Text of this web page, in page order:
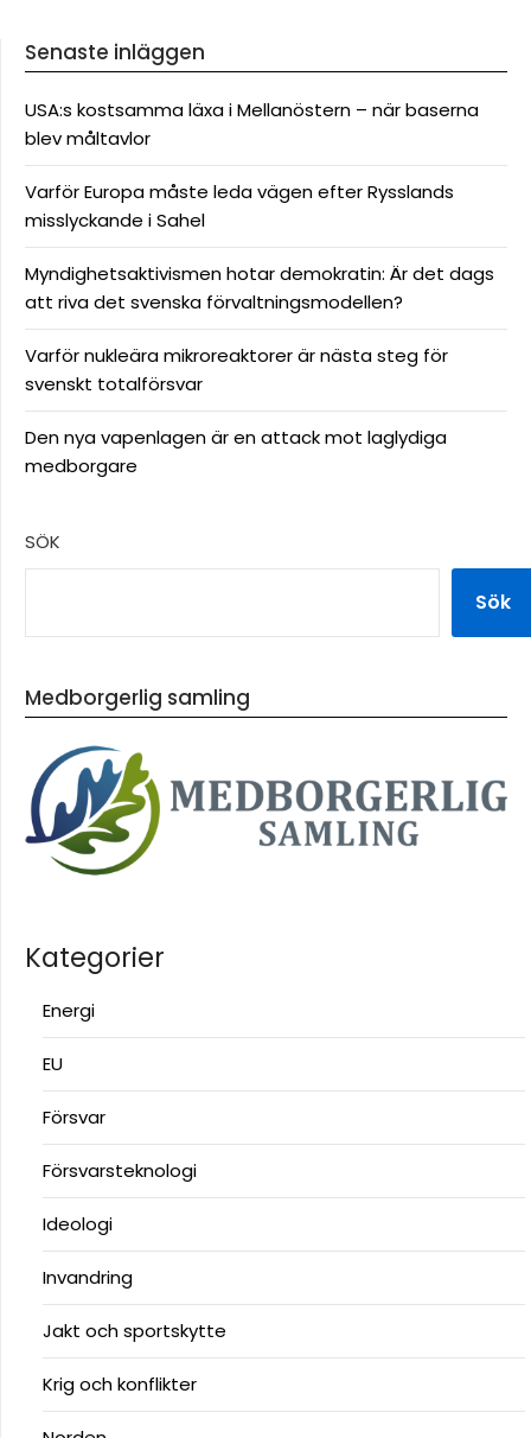
Senaste inläggen
USA:s kostsamma läxa i Mellanöstern – när baserna
blev måltavlor
Varför Europa måste leda vägen efter Rysslands
misslyckande i Sahel
Myndighetsaktivismen hotar demokratin: Är det dags
att riva det svenska förvaltningsmodellen?
Varför nukleära mikroreaktorer är nästa steg för
svenskt totalförsvar
Den nya vapenlagen är en attack mot laglydiga
medborgare
SÖK
Sök
Medborgerlig samling
Kategorier
Energi
EU
Försvar
Försvarsteknologi
Ideologi
Invandring
Jakt och sportskytte
Krig och konflikter